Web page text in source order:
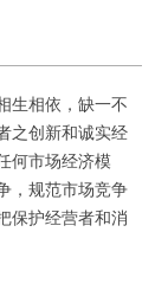
生相依，缺一不
之创新和诚实经
何市场经济模
，规范市场竞争
保护经营者和消